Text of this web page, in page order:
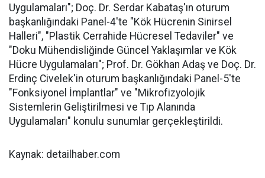
Uygulamaları"; Doç. Dr. Serdar Kabataş'ın oturum
başkanlığındaki Panel-4'te "Kök Hücrenin Sinirsel
Halleri", "Plastik Cerrahide Hücresel Tedaviler" ve
"Doku Mühendisliğinde Güncel Yaklaşımlar ve Kök
Hücre Uygulamaları"; Prof. Dr. Gökhan Adaş ve Doç. Dr.
Erdinç Civelek'in oturum başkanlığındaki Panel-5'te
"Fonksiyonel İmplantlar" ve "Mikrofizyolojik
Sistemlerin Geliştirilmesi ve Tıp Alanında
Uygulamaları" konulu sunumlar gerçekleştirildi.
Kaynak: detailhaber.com